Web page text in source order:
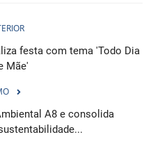
festa com tema 'Todo Dia
Mãe'
A8 e consolida